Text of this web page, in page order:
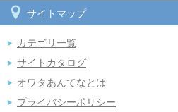
サイトマップ
カテゴリ一覧
サイトカタログ
オワタあんてなとは
プライバシーポリシー